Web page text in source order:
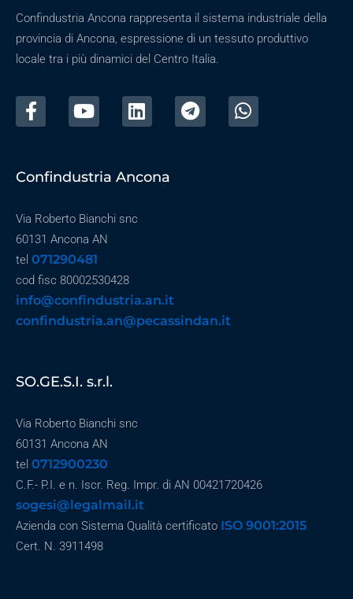
Confindustria Ancona rappresenta il sistema industriale della
provincia di Ancona, espressione di un tessuto produttivo
locale tra i più dinamici del Centro Italia.
Confindustria Ancona
Via Roberto Bianchi snc
60131 Ancona AN
tel 071290481
cod fisc 80002530428
info@confindustria.an.it
confindustria.an@pecassindan.it
SO.GE.S.I. s.r.l.
Via Roberto Bianchi snc
60131 Ancona AN
tel 0712900230
C.F.- P.I. e n. Iscr. Reg. Impr. di AN 00421720426
sogesi@legalmail.it
Azienda con Sistema Qualità certificato ISO 9001:2015
Cert. N. 3911498